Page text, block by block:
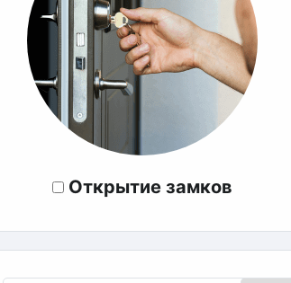
Открытие замков